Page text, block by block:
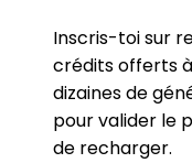
Inscris-toi sur
crédits offerts
dizaines de
pour valider le
de recharger.